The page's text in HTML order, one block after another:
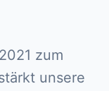
zum
unsere